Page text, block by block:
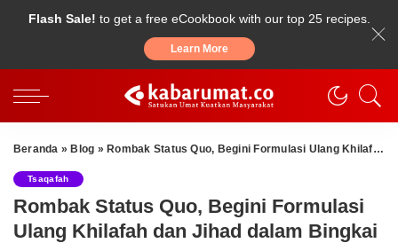
Flash Sale! to get a free eCookbook with our top 25 recipes.
Learn More
Beranda » Blog » Rombak Status Quo, Begini Formulasi Ulang Khilafah dan Jihad dalam Bingkai NKRI
Tsaqafah
Rombak Status Quo, Begini Formulasi
Ulang Khilafah dan Jihad dalam Bingkai